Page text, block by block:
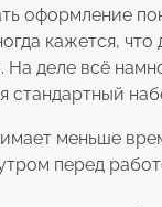
оформление
кажется, что
На деле всё
стандартный
меньше
перед